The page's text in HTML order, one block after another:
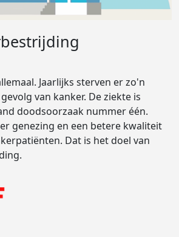
Jaarlijks sterven er zo'n
van kanker. De ziekte is
doodsoorzaak nummer één.
genezing en een betere kwaliteit
Dat is het doel van